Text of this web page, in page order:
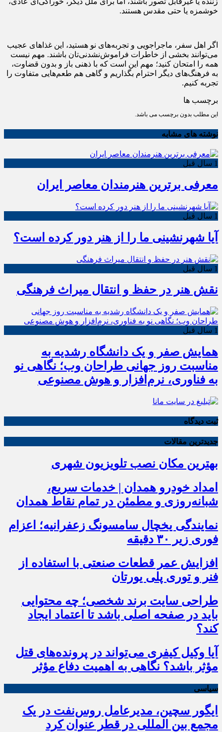
خوشمزه یا حتی مقدس هستند.
اگر اهل سفر، ماجراجویی و تجربه‌های نو هستید، این غذاهای عجیب
می‌توانند بخشی از خاطرات فراموش‌نشدنی‌تان باشند. مهم نیست
همه را امتحان کنید؛ مهم این است که با ذهنی باز و بدون قضاوت،
به فرهنگ‌های دیگر احترام بگذاریم و گاهی هم طعم‌هایی متفاوت را
تجربه کنیم.
برچسب ها
این مطلب بدون برچسب می باشد.
نوشته های مشابه
1 سال قبل
معرفی برترین هنرمندان معاصر ایران
1 سال قبل
آیا شهرنشینی ما را از هنر دور کرده است؟
1 سال قبل
نقش هنر در حفظ و انتقال میراث فرهنگی
1 سال قبل
همایش صفر و یک دانشگاه رشدیه به
مناسبت روز جهانی طراحان وب؛ نگاهی نو
به فناوری، نرم‌افزار و هوش مصنوعی
ثبت دیدگاه
جدیدترین مقالات
بهترین مکان نصب تلویزیون شهری
امداد خودرو همدان | خدمات سریع،
شبانه‌روزی و مطمئن در تمام نقاط همدان
نمایندگی یخچال سامسونگ زعفرانیه؛ اعزام
فوری زیر ۳۰ دقیقه
افزایش عمر قطعات صنعتی با استفاده از
فنر و توری پلی یورتان
طراحی سایت برند شخصی؛ چه محتوایی
باید در صفحه اصلی باشد تا اعتماد ایجاد
کند؟
آیا وکیل کیفری می‌تواند در پرونده‌های قتل
مؤثر باشد؟ نگاهی به اهمیت دفاع مؤثر
سیاسی
ایگور سچین، مدیرعامل روس‌نفت در یک
مجمع بین المللی در قطر عنوان کرد